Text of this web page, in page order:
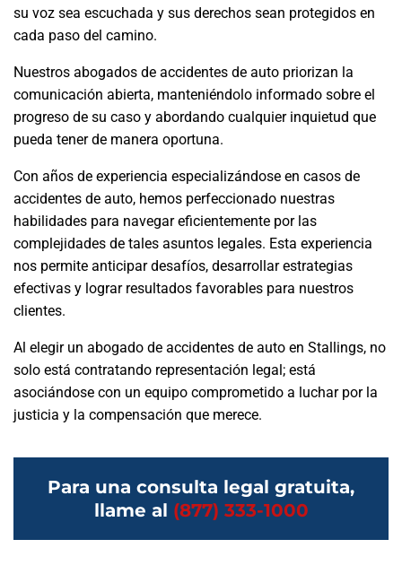
su voz sea escuchada y sus derechos sean protegidos en
cada paso del camino.
Nuestros abogados de accidentes de auto priorizan la
comunicación abierta, manteniéndolo informado sobre el
progreso de su caso y abordando cualquier inquietud que
pueda tener de manera oportuna.
Con años de experiencia especializándose en casos de
accidentes de auto, hemos perfeccionado nuestras
habilidades para navegar eficientemente por las
complejidades de tales asuntos legales. Esta experiencia
nos permite anticipar desafíos, desarrollar estrategias
efectivas y lograr resultados favorables para nuestros
clientes.
Al elegir un abogado de accidentes de auto en Stallings, no
solo está contratando representación legal; está
asociándose con un equipo comprometido a luchar por la
justicia y la compensación que merece.
Para una consulta legal gratuita,
llame al (877) 333-1000